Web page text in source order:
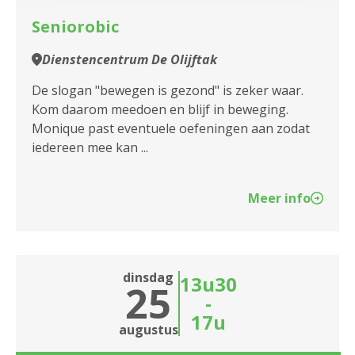
Seniorobic
Dienstencentrum De Olijftak
De slogan "bewegen is gezond" is zeker waar.
Kom daarom meedoen en blijf in beweging.
Monique past eventuele oefeningen aan zodat
iedereen mee kan ...
Meer info
dinsdag
25
augustus
13u30
-
17u